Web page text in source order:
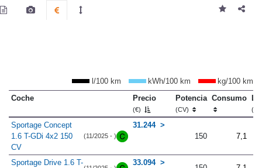
l/100 km kWh/100 km
kg/100 km
Coche
Precio
(€)
Potencia
(CV)
Consumo
Sportage Concept
1.6 T-GDi 4x2 150
CV
(11/2025 - )
31.244
150
7,1
Sportage Drive 1.6 T-
33.094